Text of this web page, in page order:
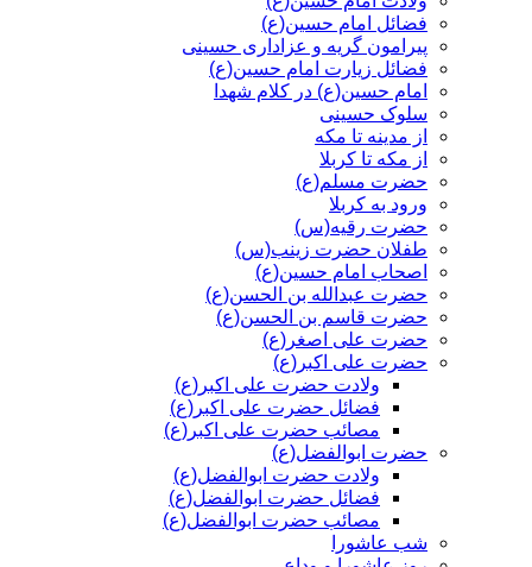
فضائل امام حسین(ع)
پیرامون گریه و عزاداری حسینی
فضائل زیارت امام حسین(ع)
امام حسین(ع) در کلام شهدا
سلوک حسینی
از مدینه تا مکه
از مکه تا کربلا
حضرت مسلم(ع)
ورود به کربلا
حضرت رقیه(س)
طفلان حضرت زینب(س)
اصحاب امام حسین(ع)
حضرت عبدالله بن الحسن(ع)
حضرت قاسم بن الحسن(ع)
حضرت علی اصغر(ع)
حضرت علی اکبر(ع)
ولادت حضرت علی اکبر(ع)
فضائل حضرت علی اکبر(ع)
مصائب حضرت علی اکبر(ع)
حضرت ابوالفضل(ع)
ولادت حضرت ابوالفضل(ع)
فضائل حضرت ابوالفضل(ع)
مصائب حضرت ابوالفضل(ع)
شب عاشورا